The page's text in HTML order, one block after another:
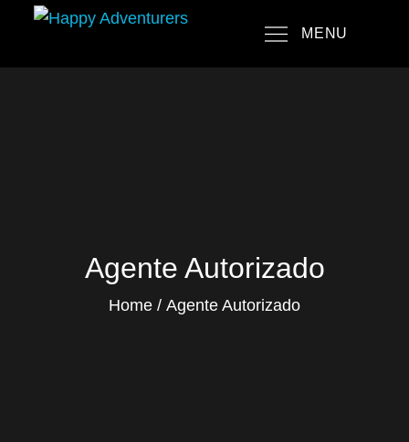
content
MENU
Agente Autorizado
Home Agente Autorizado